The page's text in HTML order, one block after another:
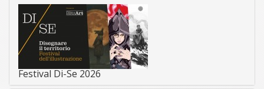
Festival Di-Se 2026